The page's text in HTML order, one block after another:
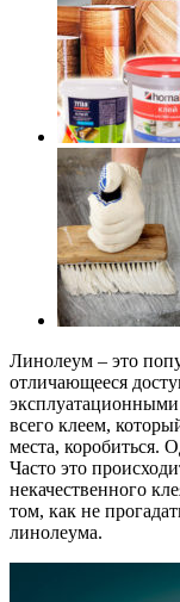
Линолеум – это
отличающееся
всего клеем,
места, коробиться.
Часто это
некачественного
том, как не
линолеума.